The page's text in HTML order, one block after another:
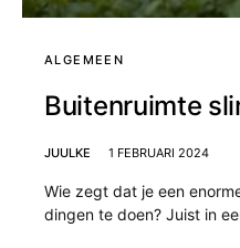
ALGEMEEN
Buitenruimte
JUULKE 1 FEBRUARI 2024
Wie zegt dat je een
dingen te doen? Juist in